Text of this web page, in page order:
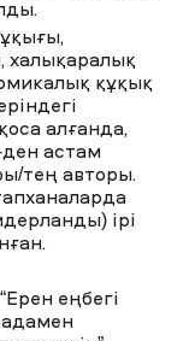
халықаралық
құқық
алғанда,
астам
тең авторы.
ірі
еңбегі